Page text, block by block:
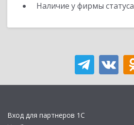
Наличие у фирмы статуса
Вход для партнеров 1С